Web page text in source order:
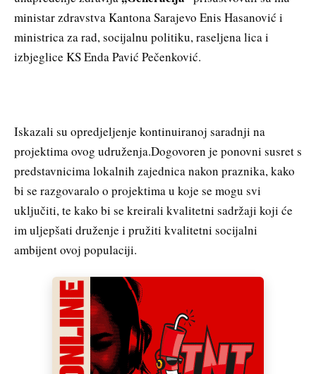
ministar zdravstva Kantona Sarajevo Enis Hasanović i
ministrica za rad, socijalnu politiku, raseljena lica i
izbjeglice KS Enda Pavić Pečenković.
Iskazali su opredjeljenje kontinuiranoj saradnji na
projektima ovog udruženja.Dogovoren je ponovni susret s
predstavnicima lokalnih zajednica nakon praznika, kako
bi se razgovaralo o projektima u koje se mogu svi
uključiti, te kako bi se kreirali kvalitetni sadržaji koji će
im uljepšati druženje i pružiti kvalitetni socijalni
ambijent ovoj populaciji.